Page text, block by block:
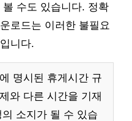
수도 있습니다. 정확
로드는 이러한 불필요
니다.
명시된 휴게시간 규
와 다른 시간을 기재
소지가 될 수 있습